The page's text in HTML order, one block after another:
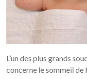
L’un des plus grands
concerne le sommeil de